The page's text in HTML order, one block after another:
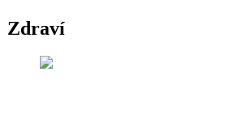
Zdraví